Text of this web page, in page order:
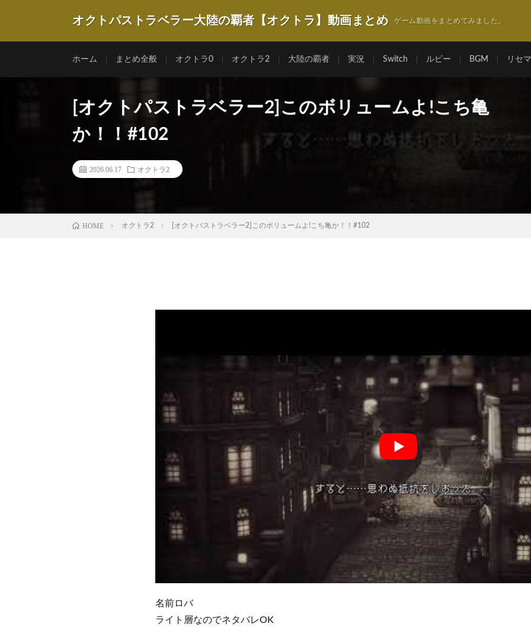
オクトパストラベラー大陸の覇者【オクトラ】動画まとめ ゲーム動画をまとめてみました。
ホーム まとめ全般 オクトラ0 オクトラ2 大陸の覇者 実況 Switch ルビー BGM リセ
[オクトパストラベラー2]このボリュームよ!こち亀
か！！#102
2026.06.17 オクトラ2
HOME オクトラ2 [オクトパストラベラー2]このボリュームよ!こち亀か！！#102
名前ロバ
ライト層なのでネタバレOK